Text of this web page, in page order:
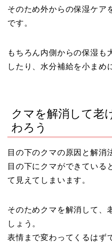
そのため外からの保湿ケア
です。
もちろん内側からの保湿も
したり、水分補給を小まめ
クマを解消して老
わろう
目の下のクマの原因と解消
目の下にクマができている
て見えてしまいます。
そのためクマを解消して、
しょう。
表情まで変わってくるはず